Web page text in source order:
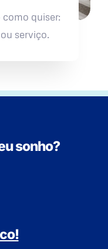
quiser:
serviço.
sonho?